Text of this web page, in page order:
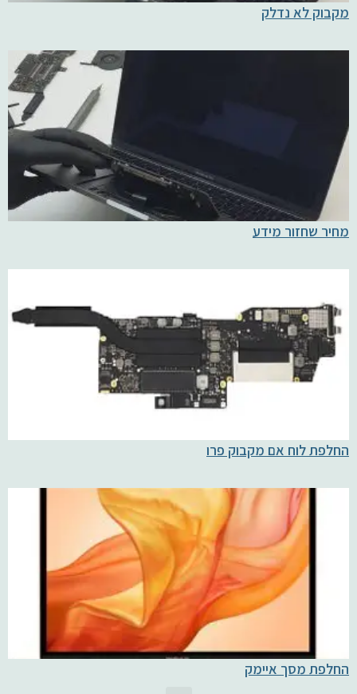
מקבוק לא נדלק
מחיר שחזור מידע
החלפת לוח אם מקבוק פרו
החלפת מסך איימק